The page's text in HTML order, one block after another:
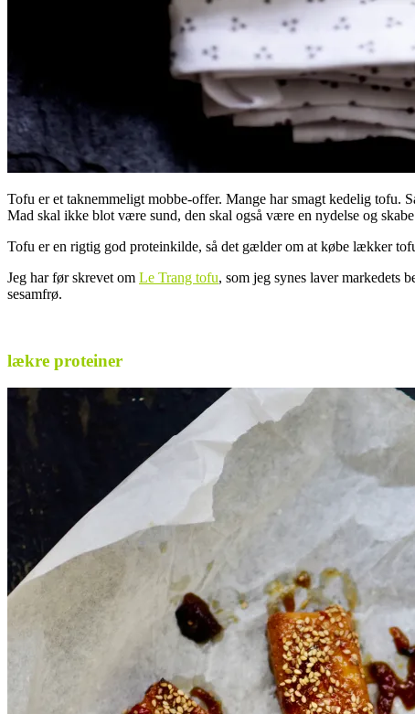
Tofu er et taknemmeligt mobbe-offer. Mange har smagt kedelig tofu.
Mad skal ikke blot være sund, den skal også være en nydelse og
Tofu er en rigtig god proteinkilde, så det gælder om at købe lækker
Jeg har før skrevet om Le Trang tofu, som jeg synes laver markedets
sesamfrø.
lækre proteiner